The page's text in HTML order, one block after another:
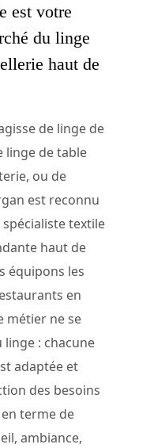
est votre
du linge
haut de
de linge de
linge de table
ou de
est reconnu
textile
haut de
équipons les
en
métier ne se
: chacune
adaptée et
des besoins
terme de
ambiance,